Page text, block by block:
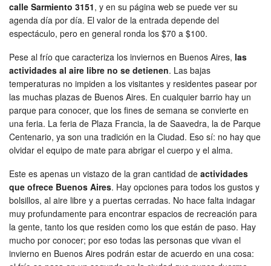
calle Sarmiento 3151, y en su página web se puede ver su
agenda día por día. El valor de la entrada depende del
espectáculo, pero en general ronda los $70 a $100.
Pese al frío que caracteriza los inviernos en Buenos Aires, las
actividades al aire libre no se detienen. Las bajas
temperaturas no impiden a los visitantes y residentes pasear por
las muchas plazas de Buenos Aires. En cualquier barrio hay un
parque para conocer, que los fines de semana se convierte en
una feria. La feria de Plaza Francia, la de Saavedra, la de Parque
Centenario, ya son una tradición en la Ciudad. Eso sí: no hay que
olvidar el equipo de mate para abrigar el cuerpo y el alma.
Este es apenas un vistazo de la gran cantidad de actividades
que ofrece Buenos Aires. Hay opciones para todos los gustos y
bolsillos, al aire libre y a puertas cerradas. No hace falta indagar
muy profundamente para encontrar espacios de recreación para
la gente, tanto los que residen como los que están de paso. Hay
mucho por conocer; por eso todas las personas que vivan el
invierno en Buenos Aires podrán estar de acuerdo en una cosa: